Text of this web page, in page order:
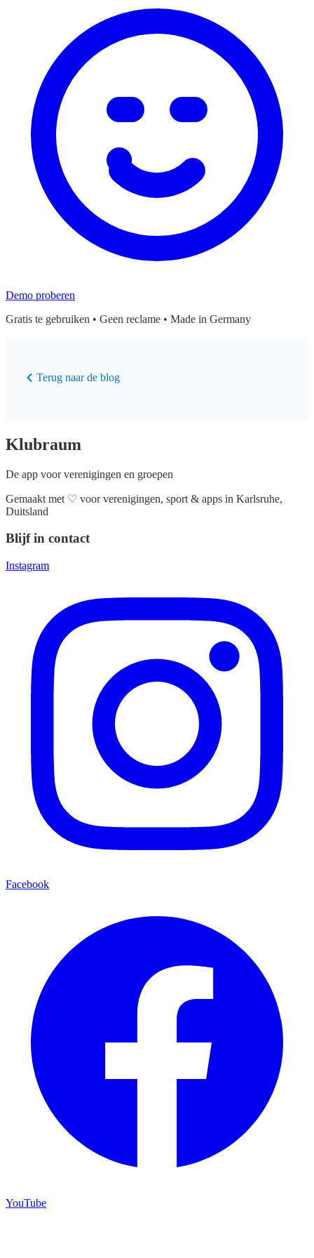
Demo proberen
Gratis te gebruiken • Geen reclame • Made in Germany
Terug naar de blog
Klubraum
De app voor verenigingen en groepen
Gemaakt met ♡ voor verenigingen, sport & apps in Karlsruhe,
Duitsland
Blijf in contact
Instagram
Facebook
YouTube